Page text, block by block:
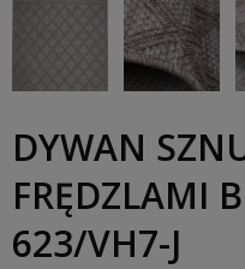
DYWAN
FRĘDZLAMI
623/VH7-J